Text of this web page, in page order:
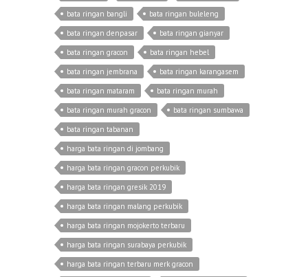
bata ringan bangli
bata ringan buleleng
bata ringan denpasar
bata ringan gianyar
bata ringan gracon
bata ringan hebel
bata ringan jembrana
bata ringan karangasem
bata ringan mataram
bata ringan murah
bata ringan murah gracon
bata ringan sumbawa
bata ringan tabanan
harga bata ringan di jombang
harga bata ringan gracon perkubik
harga bata ringan gresik 2019
harga bata ringan malang perkubik
harga bata ringan mojokerto terbaru
harga bata ringan surabaya perkubik
harga bata ringan terbaru merk gracon